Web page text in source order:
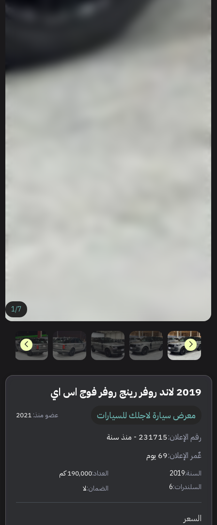
1/7
2019 لاند روفر رينج روفر فوج اس اي
معرض سيارة لاجلك للسيارات عضو منذ:2021
رقم الإعلان:231715 - منذ سنة
عٌمر الإعلان:69 يوم
السنة:2019 العداد:190,000 كم
السلندرات:6 الضمان:لا
السعر